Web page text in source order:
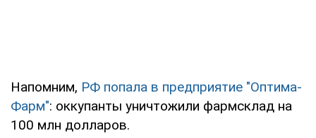
Напомним, РФ попала в предприятие "Оптима-
Фарм": оккупанты уничтожили фармсклад на
100 млн долларов.